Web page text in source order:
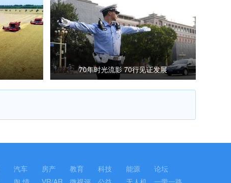
70年时光流影 70行见证发展
汽车 房产 教育 科技 能源
论坛